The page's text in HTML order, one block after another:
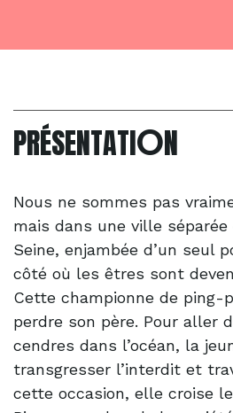
PRÉSENTATION
Nous ne sommes pas
mais dans une ville
Seine, enjambée d’un seul
côté où les êtres sont
Cette championne de ping-
perdre son père. Pour aller
cendres dans l’océan, la
transgresser l’interdit et
cette occasion, elle croise